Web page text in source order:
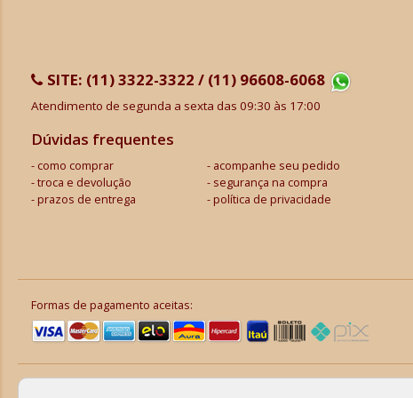
SITE: (11) 3322-3322 / (11) 96608-6068
Atendimento de segunda a sexta das 09:30 às 17:00
Dúvidas frequentes
como comprar
acompanhe seu pedido
troca e devolução
segurança na compra
prazos de entrega
política de privacidade
Formas de pagamento aceitas: